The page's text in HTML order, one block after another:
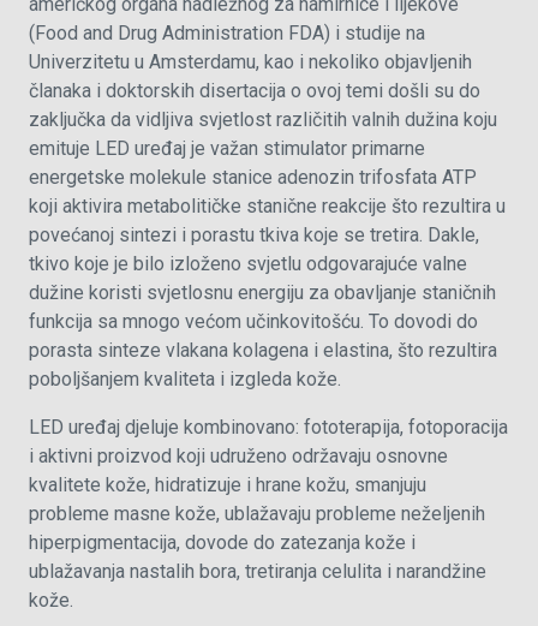
(Food and Drug Administration FDA) i studije na
Univerzitetu u Amsterdamu, kao i nekoliko objavljenih
članaka i doktorskih disertacija o ovoj temi došli su do
zaključka da vidljiva svjetlost različitih valnih dužina koju
emituje LED uređaj je važan stimulator primarne
energetske molekule stanice adenozin trifosfata ATP
koji aktivira metabolitičke stanične reakcije što rezultira u
povećanoj sintezi i porastu tkiva koje se tretira. Dakle,
tkivo koje je bilo izloženo svjetlu odgovarajuće valne
dužine koristi svjetlosnu energiju za obavljanje staničnih
funkcija sa mnogo većom učinkovitošću. To dovodi do
porasta sinteze vlakana kolagena i elastina, što rezultira
poboljšanjem kvaliteta i izgleda kože.
LED uređaj djeluje kombinovano: fototerapija, fotoporacija
i aktivni proizvod koji udruženo održavaju osnovne
kvalitete kože, hidratizuje i hrane kožu, smanjuju
probleme masne kože, ublažavaju probleme neželjenih
hiperpigmentacija, dovode do zatezanja kože i
ublažavanja nastalih bora, tretiranja celulita i narandžine
kože.